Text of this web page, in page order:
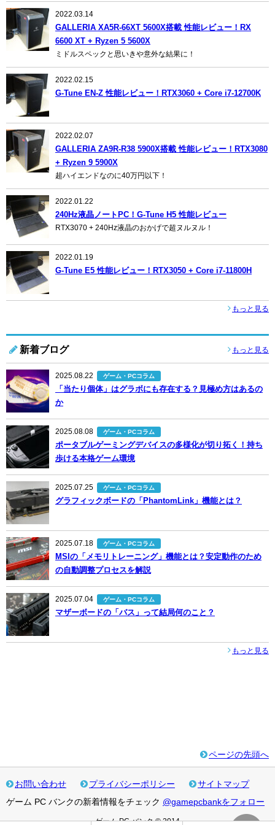
2022.03.14
GALLERIA XA5R-66XT 5600X搭載 性能レビュー！RX
6600 XT + Ryzen 5 5600X
ミドルスペックと思いきや意外な結果に！
2022.02.15
G-Tune EN-Z 性能レビュー！RTX3060 + Core i7-12700K
2022.02.07
GALLERIA ZA9R-R38 5900X搭載 性能レビュー！RTX3080
+ Ryzen 9 5900X
超ハイエンドなのに40万円以下！
2022.01.22
240Hz液晶ノートPC！G-Tune H5 性能レビュー
RTX3070 + 240Hz液晶のおかげで超ヌルヌル！
2022.01.19
G-Tune E5 性能レビュー！RTX3050 + Core i7-11800H
もっと見る
新着ブログ もっと見る
2025.08.22 ゲーム・PCコラム
「当たり個体」はグラボにも存在する？見極め方はあるの
か
2025.08.08 ゲーム・PCコラム
ポータブルゲーミングデバイスの多様化が切り拓く！持ち
歩ける本格ゲーム環境
2025.07.25 ゲーム・PCコラム
グラフィックボードの「PhantomLink」機能とは？
2025.07.18 ゲーム・PCコラム
MSIの「メモリトレーニング」機能とは？安定動作のため
の自動調整プロセスを解説
2025.07.04 ゲーム・PCコラム
マザーボードの「バス」って結局何のこと？
もっと見る
ページの先頭へ
お問い合わせ プライバシーポリシー
サイトマップ
ゲーム PC バンクの新着情報をチェック @gamepcbankをフォロー
ゲーム PC バンク © 2014